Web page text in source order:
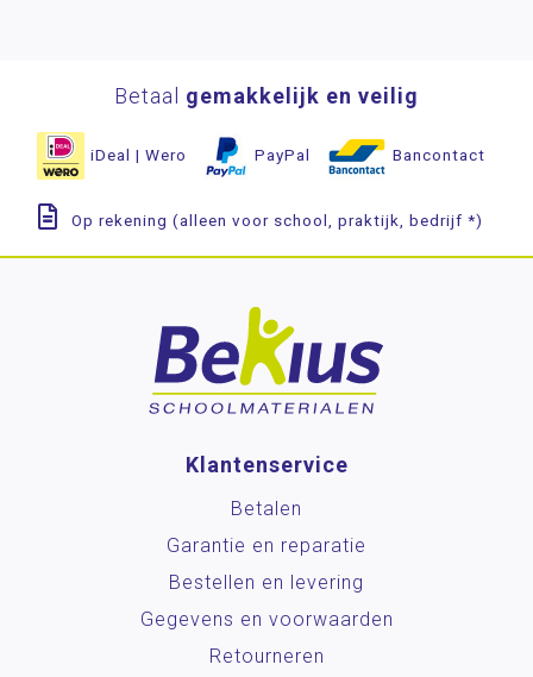
Betaal gemakkelijk en veilig
iDeal | Wero PayPal Bancontact
Op rekening (alleen voor school, praktijk, bedrijf *)
Klantenservice
Betalen
Garantie en reparatie
Bestellen en levering
Gegevens en voorwaarden
Retourneren